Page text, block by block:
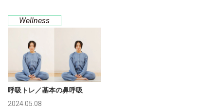
Wellness
呼吸トレ／基本の鼻呼吸
2024.05.08